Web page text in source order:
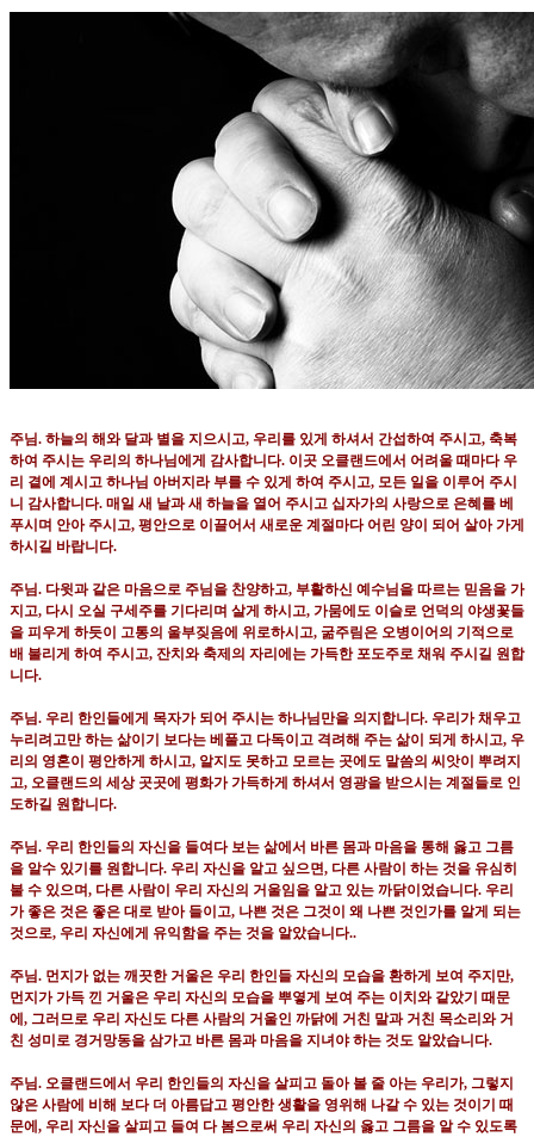
주님. 하늘의 해와 달과 별을 지으시고, 우리를 있게 하셔서 간섭하여 주시고, 축복
하여 주시는 우리의 하나님에게 감사합니다. 이곳 오클랜드에서 어려울 때마다 우
리 곁에 계시고 하나님 아버지라 부를 수 있게 하여 주시고, 모든 일을 이루어 주시
니 감사합니다. 매일 새 날과 새 하늘을 열어 주시고 십자가의 사랑으로 은혜를 베
푸시며 안아 주시고, 평안으로 이끌어서 새로운 계절마다 어린 양이 되어 살아 가게
하시길 바랍니다.
주님. 다윗과 같은 마음으로 주님을 찬양하고, 부활하신 예수님을 따르는 믿음을 가
지고, 다시 오실 구세주를 기다리며 살게 하시고, 가뭄에도 이슬로 언덕의 야생꽃들
을 피우게 하듯이 고통의 울부짖음에 위로하시고, 굶주림은 오병이어의 기적으로
배 불리게 하여 주시고, 잔치와 축제의 자리에는 가득한 포도주로 채워 주시길 원합
니다.
주님. 우리 한인들에게 목자가 되어 주시는 하나님만을 의지합니다. 우리가 채우고
누리려고만 하는 삶이기 보다는 베풀고 다독이고 격려해 주는 삶이 되게 하시고, 우
리의 영혼이 평안하게 하시고, 알지도 못하고 모르는 곳에도 말씀의 씨앗이 뿌려지
고, 오클랜드의 세상 곳곳에 평화가 가득하게 하셔서 영광을 받으시는 계절들로 인
도하길 원합니다.
주님. 우리 한인들의 자신을 들여다 보는 삶에서 바른 몸과 마음을 통해 옳고 그름
을 알수 있기를 원합니다. 우리 자신을 알고 싶으면, 다른 사람이 하는 것을 유심히
불 수 있으며, 다른 사람이 우리 자신의 거울임을 알고 있는 까닭이었습니다. 우리
가 좋은 것은 좋은 대로 받아 들이고, 나쁜 것은 그것이 왜 나쁜 것인가를 알게 되는
것으로, 우리 자신에게 유익함을 주는 것을 알았습니다..
주님. 먼지가 없는 깨끗한 거울은 우리 한인들 자신의 모습을 환하게 보여 주지만,
먼지가 가득 낀 거울은 우리 자신의 모습을 뿌옇게 보여 주는 이치와 같았기 때문
에 , 그러므로 우리 자신도 다른 사람의 거울인 까닭에 거친 말과 거친 목소리와 거
친 성미로 경거망동을 삼가고 바른 몸과 마음을 지녀야 하는 것도 알았습니다.
주님. 오클랜드에서 우리 한인들의 자신을 살피고 돌아 볼 줄 아는 우리가, 그렇지
않은 사람에 비해 보다 더 아름답고 평안한 생활을 영위해 나갈 수 있는 것이기 때
문에 , 우리 자신을 살피고 들여 다 봄으로써 우리 자신의 옳고 그름을 알 수 있도록